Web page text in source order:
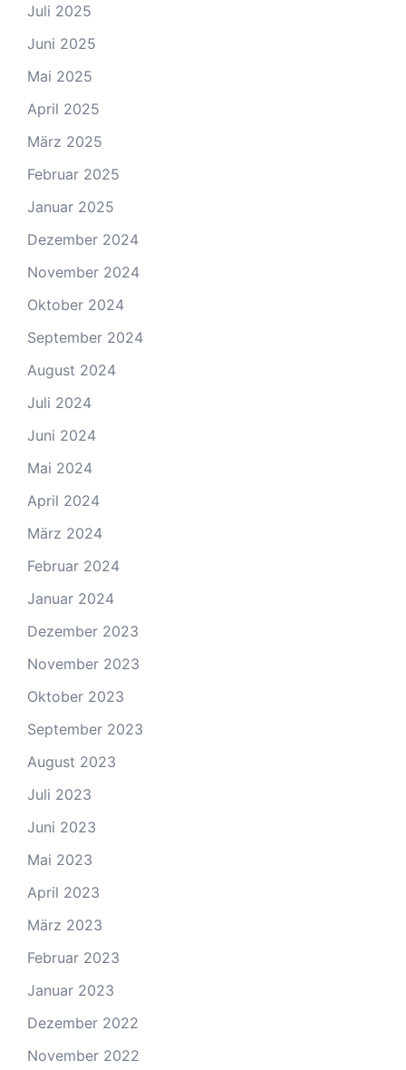
Juli 2025
Juni 2025
Mai 2025
April 2025
März 2025
Februar 2025
Januar 2025
Dezember 2024
November 2024
Oktober 2024
September 2024
August 2024
Juli 2024
Juni 2024
Mai 2024
April 2024
März 2024
Februar 2024
Januar 2024
Dezember 2023
November 2023
Oktober 2023
September 2023
August 2023
Juli 2023
Juni 2023
Mai 2023
April 2023
März 2023
Februar 2023
Januar 2023
Dezember 2022
November 2022